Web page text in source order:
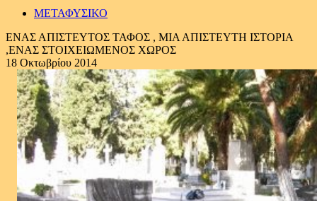
ΜΕΤΑΦΥΣΙΚΟ
ΕΝΑΣ ΑΠΙΣΤΕΥΤΟΣ ΤΑΦΟΣ , ΜΙΑ ΑΠΙΣΤΕΥΤΗ ΙΣΤΟΡΙΑ
,ΕΝΑΣ ΣΤΟΙΧΕΙΩΜΕΝΟΣ ΧΩΡΟΣ
18 Οκτωβρίου 2014